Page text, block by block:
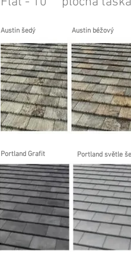
Austin šedý Austin béžový
Portland Grafit Portland světle